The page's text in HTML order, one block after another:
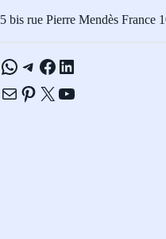
5 bis rue Pierre Mendès France
WhatsApp
Telegram
Facebook
LinkedIn
E-mailPinterest
X YouTube